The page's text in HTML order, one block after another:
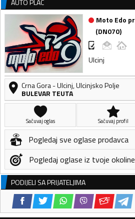
AUTO PLAC
Moto Edo
(DN070)
Ulcinj
Crna Gora-Ulcinj,Ulcinjsko Polje
BULEVAR TEUTA
Sačuvaj oglas Sačuvaj profil
Pogledaj sve oglase prodavca
Pogledaj oglase iz tvoje okoline
PODIJELI SA PRIJATELJIMA